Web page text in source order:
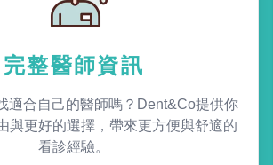
完整醫師資訊
適合自己的醫師嗎？Dent&Co提供你
與更好的選擇，帶來更方便與舒適的
看診經驗。